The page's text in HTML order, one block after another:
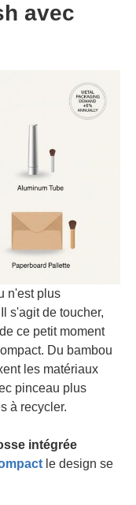
avec
n'est plus
s'agit de toucher,
ce petit moment
Du bambou
les matériaux
pinceau plus
à recycler.
intégrée
le design se